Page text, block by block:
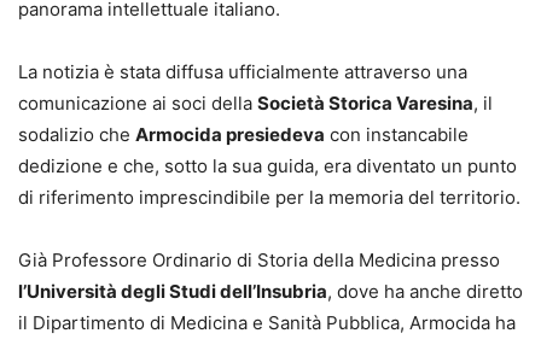
panorama intellettuale italiano.
La notizia è stata diffusa ufficialmente attraverso una
comunicazione ai soci della Società Storica Varesina, il
sodalizio che Armocida presiedeva con instancabile
dedizione e che, sotto la sua guida, era diventato un punto
di riferimento imprescindibile per la memoria del territorio.
Già Professore Ordinario di Storia della Medicina presso
l’Università degli Studi dell’Insubria, dove ha anche diretto
il Dipartimento di Medicina e Sanità Pubblica, Armocida ha